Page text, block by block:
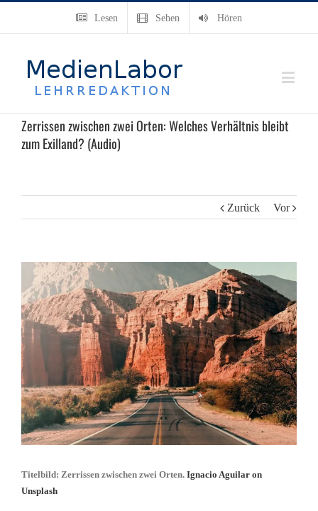
Lesen Sehen Hören
Zerrissen zwischen zwei Orten: Welches Verhältnis bleibt
zum Exilland? (Audio)
Zurück Vor
Titelbild: Zerrissen zwischen zwei Orten. Ignacio Aguilar on
Unsplash